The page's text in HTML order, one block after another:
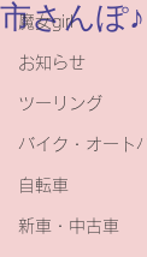
魔女girl
お知らせ
ツーリング
バイク・オート
自転車
新車・中古車
市さんぽ♪